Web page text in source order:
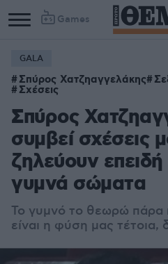
Games
GALA
Σπύρος Χατζηαγγελάκης
Σχέσεις
Σπύρος
συμβεί σχέσεις
ζηλεύουν
γυμνά σώματα
Το γυμνό το θεωρώ πάρα
είναι η φύση μας τέτοια,